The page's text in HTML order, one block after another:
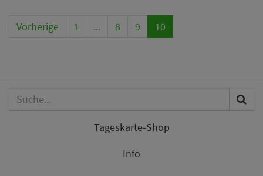
Vorherige 1 ... 8 9 10
Tageskarte-Shop
Info